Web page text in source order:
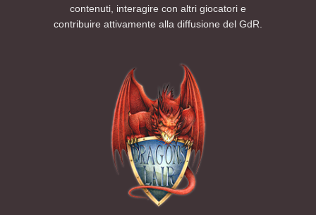
contenuti, interagire con altri giocatori e
contribuire attivamente alla diffusione del GdR.